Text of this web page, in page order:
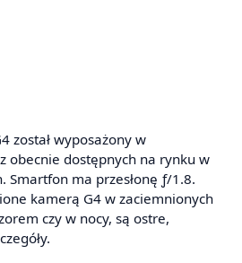
został wyposażony w
obecnie dostępnych na rynku w
Smartfon ma przesłonę ƒ/1.8.
kamerą G4 w zaciemnionych
czy w nocy, są ostre,